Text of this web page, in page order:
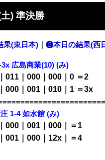
) 準決勝
(東日本) ｜❷本日の結果(西
広島商業(10) (み)
｜000｜000｜0 ＝2
｜001｜010｜1 ＝3x
1-4 如水館 (み)
｜001｜000｜＝1
｜000｜12x｜＝4